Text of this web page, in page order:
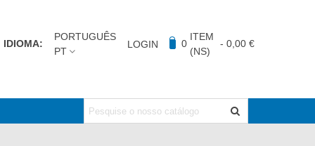
IDIOMA:
PORTUGUÊS
PT
LOGIN 0
ITEM
(NS)
- 0,00 €